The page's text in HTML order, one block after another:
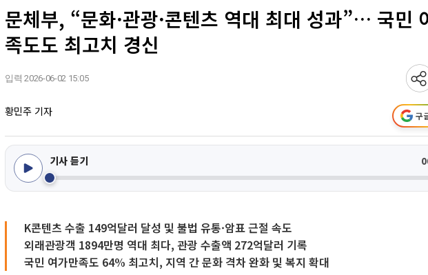
문체부, “문화·관광·콘텐츠 역대 최대 성과”… 국민
족도도 최고치 경신
입력 2026-06-02 15:05
황민주 기자 구
기사 듣기
K콘텐츠 수출 149억달러 달성 및 불법 유통·암표 근절 속도
외래관광객 1894만명 역대 최다, 관광 수출액 272억달러 기록
국민 여가만족도 64% 최고치, 지역 간 문화 격차 완화 및 복지 확대